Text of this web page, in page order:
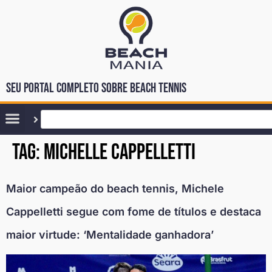
Seu portal completo sobre Beach Tennis
Tag:michelle cappelletti
Maior campeão do beach tennis, Michele
Cappelletti segue com fome de títulos e destaca
maior virtude: ‘Mentalidade ganhadora’